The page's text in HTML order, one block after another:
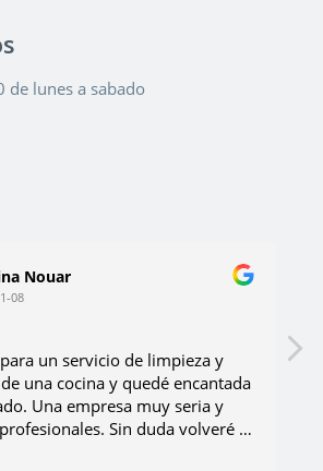
de lunes a sabado
Nouar
08
un servicio de limpieza y
una cocina y quedé encantada
Una empresa muy seria y
Sin duda volveré a